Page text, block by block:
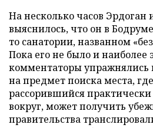
На несколько часов Эрдоган
выяснилось, что он в
то санатории, названном
Пока его не было и наиболее
комментаторы упражнялись
на предмет поиска места,
рассорившийся
вокруг, может получить
правительства